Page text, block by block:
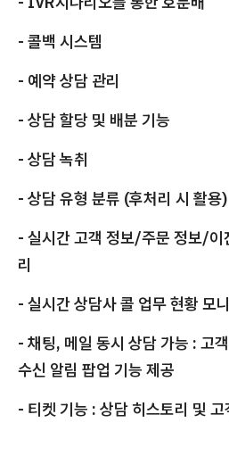
- 콜백 시스템
- 예약 상담 관리
- 상담 할당 및 배분 기능
- 상담 녹취
- 상담 유형 분류 (후처리 시 활용)
- 실시간 고객 정보/주문 정보/이
리
- 실시간 상담사 콜 업무 현황 모
- 채팅, 메일 동시 상담 가능 : 고
수신 알림 팝업 기능 제공
- 티켓 기능 : 상담 히스토리 및 고